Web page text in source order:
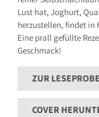
Lust hat, Joghurt,
herzustellen, findet in
Eine prall gefüllte
Geschmack!
ZUR LESEPROBE
COVER